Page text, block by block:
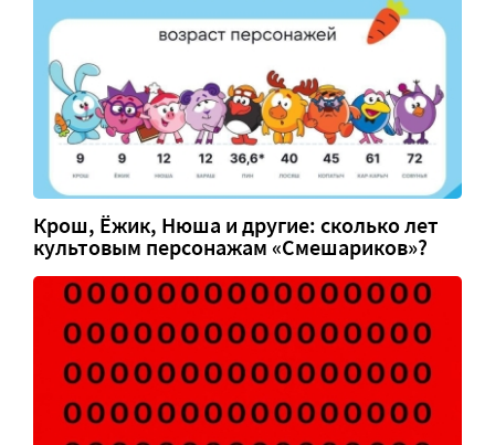
Крош, Ёжик, Нюша и другие: сколько лет
культовым персонажам «Смешариков»?